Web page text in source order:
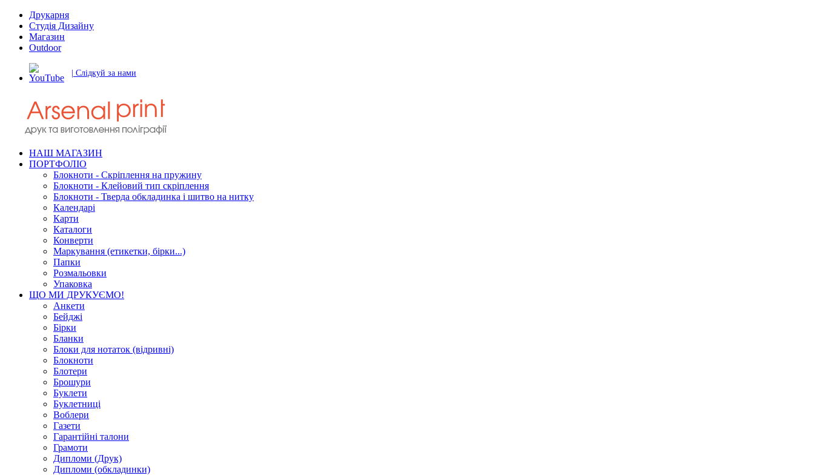
Друкарня
Студія Дизайну
Магазин
Outdoor
| Слідкуй за нами
НАШ МАГАЗИН
ПОРТФОЛІО
Блокноти - Скріплення на пружину
Блокноти - Клейовий тип скріплення
Блокноти - Тверда обкладинка і шитво на нитку
Календарі
Карти
Каталоги
Конверти
Маркування (етикетки, бірки...)
Папки
Розмальовки
Упаковка
ЩО МИ ДРУКУЄМО!
Анкети
Бейджі
Бірки
Бланки
Блоки для нотаток (відривні)
Блокноти
Блотери
Брошури
Буклети
Буклетниці
Воблери
Газети
Гарантійні талони
Грамоти
Дипломи (Друк)
Дипломи (обкладинки)